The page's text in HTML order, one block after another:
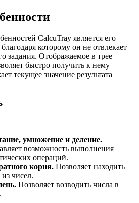
CalcuTray является его
которому он не отвлекает
задания. Отображаемое в трее
быстро получить к нему
текущее значение результата
умножение и деление.
возможность выполнения
операций.
корня. Позволяет находить
чисел.
Позволяет возводить числа в